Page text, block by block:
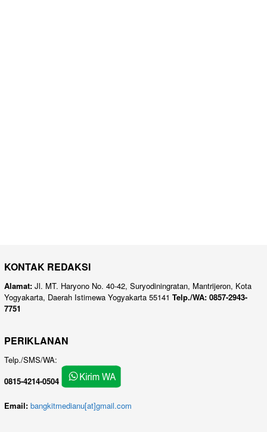
KONTAK REDAKSI
Alamat: Jl. MT. Haryono No. 40-42, Suryodiningratan, Mantrijeron, Kota
Yogyakarta, Daerah Istimewa Yogyakarta 55141 Telp./WA: 0857-2943-
7751
PERIKLANAN
Telp./SMS/WA:
0815-4214-0504
Email: bangkitmedianu[at]gmail.com